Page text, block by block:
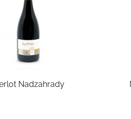
Nadzahrady